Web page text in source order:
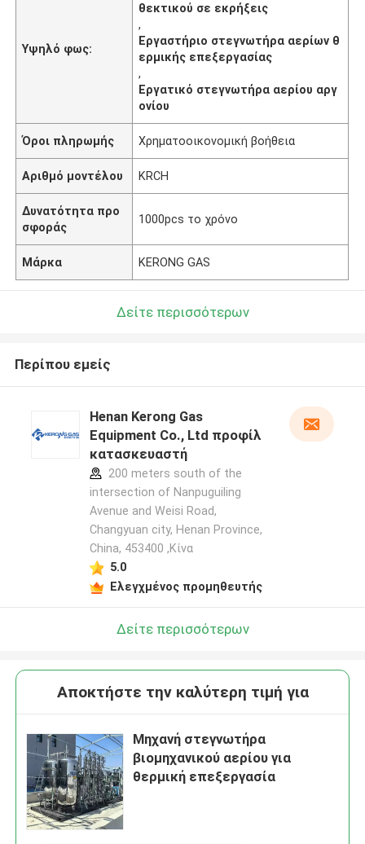
Υψηλό φως:
θεκτικού σε εκρήξεις
,
Εργαστήριο στεγνωτήρα αερίων θ
ερμικής επεξεργασίας
,
Εργατικό στεγνωτήρα αερίου αργ
ονίου
Όροι πληρωμής Χρηματοοικονομική βοήθεια
Αριθμό μοντέλου KRCH
Δυνατότητα προ
σφοράς
1000pcs το χρόνο
Μάρκα KERONG GAS
Δείτε περισσότερων
Περίπου εμείς
Henan Kerong Gas
Equipment Co., Ltd προφίλ
κατασκευαστή
200 meters south of the
intersection of Nanpuguiling
Avenue and Weisi Road,
Changyuan city, Henan Province,
China, 453400 ,Κίνα
5.0
Ελεγχμένος προμηθευτής
Δείτε περισσότερων
Αποκτήστε την καλύτερη τιμή για
Μηχανή στεγνωτήρα
βιομηχανικού αερίου για
θερμική επεξεργασία